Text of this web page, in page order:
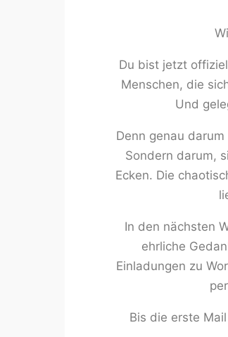
Du bist jetzt
Menschen, die
Und
Denn genau
Sondern darum,
Ecken. Die
In den nächsten
ehrliche
Einladungen zu
Bis die erste